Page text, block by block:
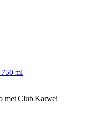
ml
met Club Karwei